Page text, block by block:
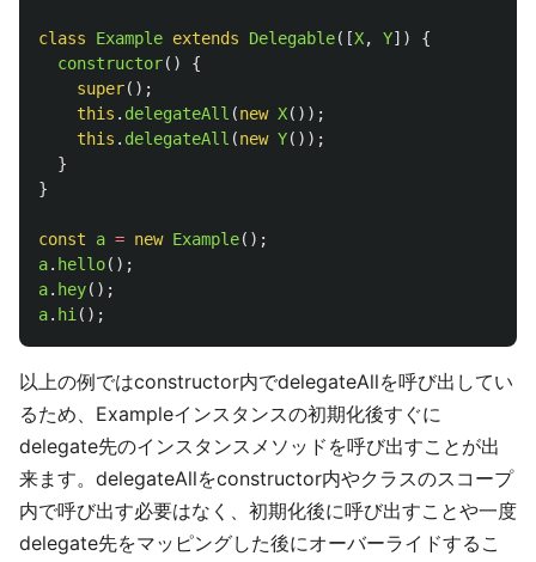
class Example extends Delegable([X, Y])
{
constructor()
{
super();
this . delegateAll (new X());
this . delegateAll (new Y());
}
}
const a = new Example();
a. hello();
a. hey();
a. hi ();
以上の例ではconstructor内でdelegateAllを呼び出してい
るため、Exampleインスタンスの初期化後すぐに
delegate先のインスタンスメソッドを呼び出すことが出
来ます。delegateAllをconstructor内やクラスのスコープ
内で呼び出す必要はなく、初期化後に呼び出すことや一度
delegate先をマッピングした後にオーバーライドするこ